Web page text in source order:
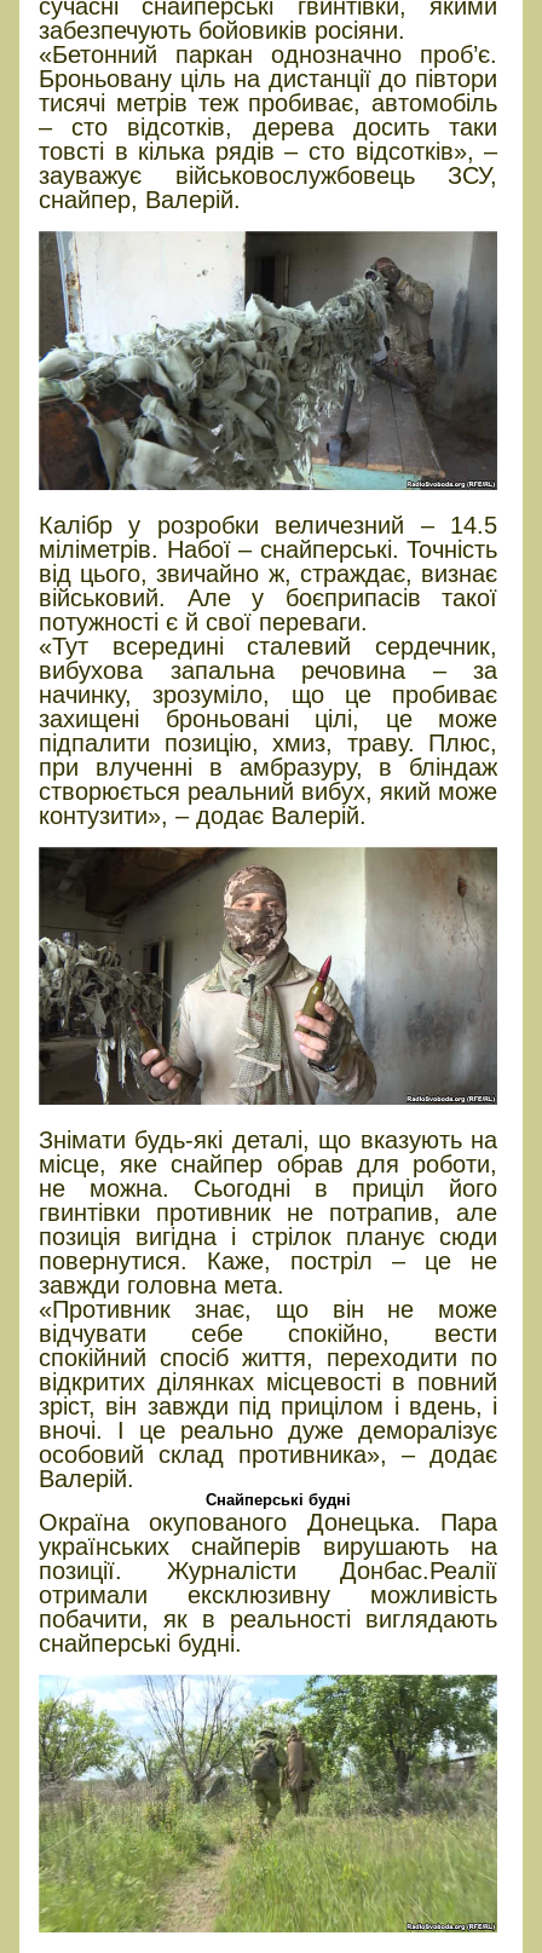
сучасні снайперські гвинтівки, якими
забезпечують бойовиків росіяни.
«Бетонний паркан однозначно проб’є.
Броньовану ціль на дистанції до півтори
тисячі метрів теж пробиває, автомобіль
– сто відсотків, дерева досить таки
товсті в кілька рядів – сто відсотків», –
зауважує військовослужбовець ЗСУ,
снайпер, Валерій.
Калібр у розробки величезний – 14.5
міліметрів. Набої – снайперські. Точність
від цього, звичайно ж, страждає, визнає
військовий. Але у боєприпасів такої
потужності є й свої переваги.
«Тут всередині сталевий сердечник,
вибухова запальна речовина – за
начинку, зрозуміло, що це пробиває
захищені броньовані цілі, це може
підпалити позицію, хмиз, траву. Плюс,
при влученні в амбразуру, в бліндаж
створюється реальний вибух, який може
контузити», – додає Валерій.
Знімати будь-які деталі, що вказують на
місце, яке снайпер обрав для роботи,
не можна. Сьогодні в приціл його
гвинтівки противник не потрапив, але
позиція вигідна і стрілок планує сюди
повернутися. Каже, постріл – це не
завжди головна мета.
«Противник знає, що він не може
відчувати себе спокійно, вести
спокійний спосіб життя, переходити по
відкритих ділянках місцевості в повний
зріст, він завжди під прицілом і вдень, і
вночі. І це реально дуже деморалізує
особовий склад противника», – додає
Валерій.
Снайперські будні
Окраїна окупованого Донецька. Пара
українських снайперів вирушають на
позиції. Журналісти Донбас.Реалії
отримали ексклюзивну можливість
побачити, як в реальності виглядають
снайперські будні.